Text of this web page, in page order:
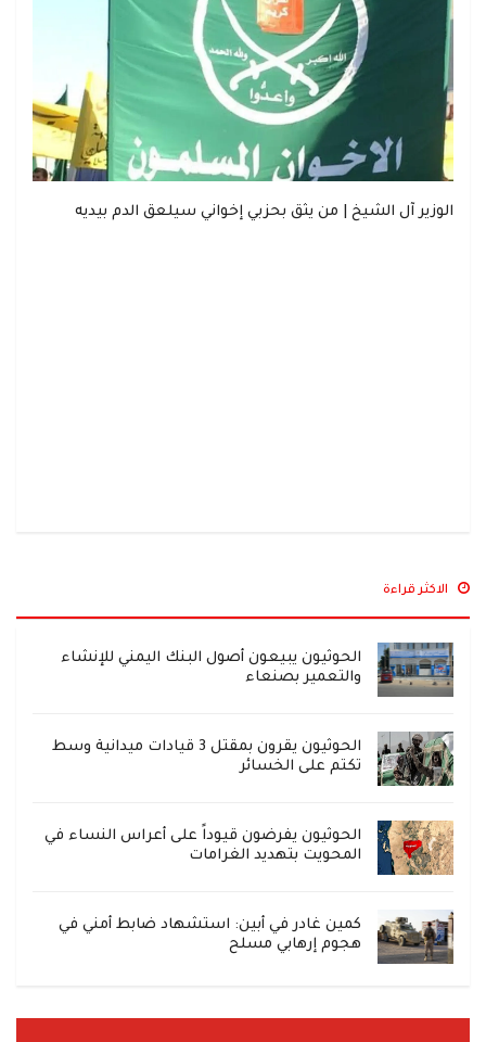
الوزير آل الشيخ | من يثق بحزبي إخواني سيلعق الدم بيديه
الاكثر قراءة
الحوثيون يبيعون أصول البنك اليمني للإنشاء
والتعمير بصنعاء
الحوثيون يقرون بمقتل 3 قيادات ميدانية وسط
تكتم على الخسائر
الحوثيون يفرضون قيوداً على أعراس النساء في
المحويت بتهديد الغرامات
كمين غادر في أبين: استشهاد ضابط أمني في
هجوم إرهابي مسلح